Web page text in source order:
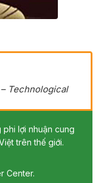
Technological
phi lợi nhuận cung
trên thế giới.
Center.